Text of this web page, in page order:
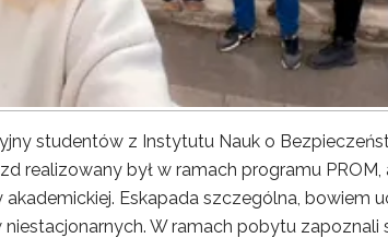
studentów z Instytutu Nauk o
realizowany był w ramach programu PROM,
Eskapada szczególna, bowiem
W ramach pobytu zapoznali